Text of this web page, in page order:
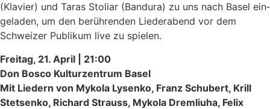
(Klavier) und Taras Stoliar (Bandura) zu uns nach Basel ein­
ge­la­den, um den berüh­ren­den Liederabend vor dem
Schweizer Publikum live zu spielen.
Freitag, 21. April | 21:00
Don Bosco Kulturzentrum Basel
Mit Liedern von Mykola Lysenko, Franz Schubert, Krill
Stetsenko, Richard Strauss, Mykola Dremliuha, Felix